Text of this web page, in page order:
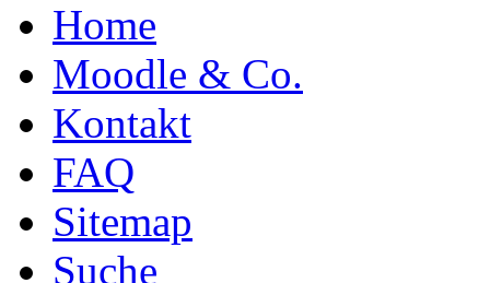
Home
Moodle & Co.
Kontakt
FAQ
Sitemap
Suche